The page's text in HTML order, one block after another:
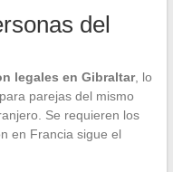
del
legales en Gibraltar, lo
parejas del mismo
Se requieren los
en Francia sigue el